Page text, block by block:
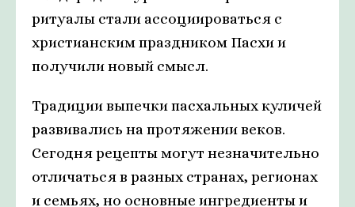
ритуалы стали ассоциироваться с
христианским праздником Пасхи и
получили новый смысл.
Традиции выпечки пасхальных куличей
развивались на протяжении веков.
Сегодня рецепты могут незначительно
отличаться в разных странах, регионах
и семьях, но основные ингредиенты и